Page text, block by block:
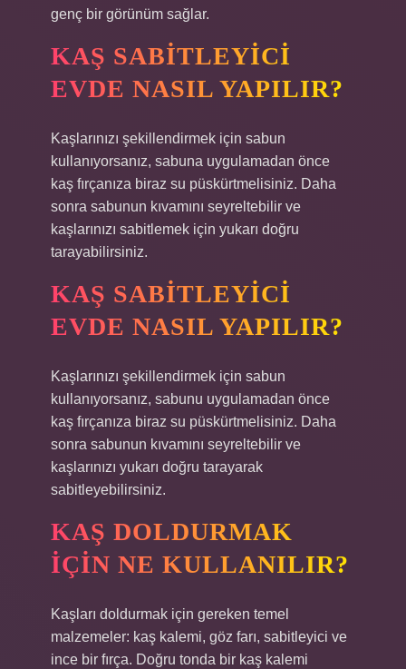
genç bir görünüm sağlar.
KAŞ SABITLEYICI
EVDE NASIL YAPILIR?
Kaşlarınızı şekillendirmek için sabun
kullanıyorsanız, sabuna uygulamadan önce
kaş fırçanıza biraz su püskürtmelisiniz. Daha
sonra sabunun kıvamını seyreltebilir ve
kaşlarınızı sabitlemek için yukarı doğru
tarayabilirsiniz.
KAŞ SABITLEYICI
EVDE NASIL YAPILIR?
Kaşlarınızı şekillendirmek için sabun
kullanıyorsanız, sabunu uygulamadan önce
kaş fırçanıza biraz su püskürtmelisiniz. Daha
sonra sabunun kıvamını seyreltebilir ve
kaşlarınızı yukarı doğru tarayarak
sabitleyebilirsiniz.
KAŞ DOLDURMAK
IÇIN NE KULLANILIR?
Kaşları doldurmak için gereken temel
malzemeler: kaş kalemi, göz farı, sabitleyici ve
ince bir fırça. Doğru tonda bir kaş kalemi